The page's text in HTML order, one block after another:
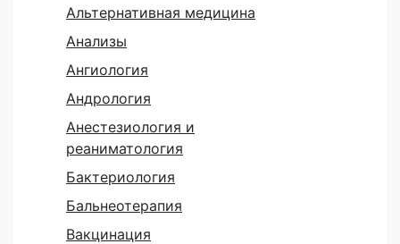
Альтернативная медицина
Анализы
Ангиология
Андрология
Анестезиология и
реаниматология
Бактериология
Бальнеотерапия
Вакцинация